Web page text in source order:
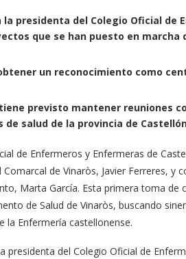
presidenta del Colegio Oficial de
que se han puesto en marcha
un reconocimiento como
previsto mantener reuniones
salud de la provincia de
de Enfermeros y Enfermeras de
de Vinaròs, Javier Ferreres, y
Marta García. Esta primera toma de
de Salud de Vinaròs, buscando
la Enfermería castellonense.
del Colegio Oficial de